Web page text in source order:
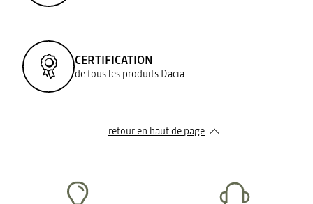
CERTIFICATION
de tous les produits Dacia
retour en haut de page​